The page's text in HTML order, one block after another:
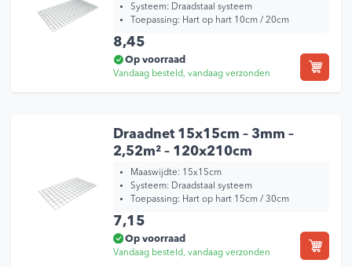
Systeem: Draadstaal systeem
Toepassing: Hart op hart 10cm / 20cm
8,45
Op voorraad
Vandaag besteld, vandaag verzonden
Draadnet 15x15cm – 3mm –
2,52m² – 120x210cm
Maaswijdte: 15x15cm
Systeem: Draadstaal systeem
Toepassing: Hart op hart 15cm / 30cm
7,15
Op voorraad
Vandaag besteld, vandaag verzonden